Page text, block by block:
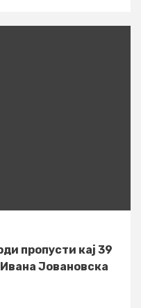
пропусти кај 39
Јовановска